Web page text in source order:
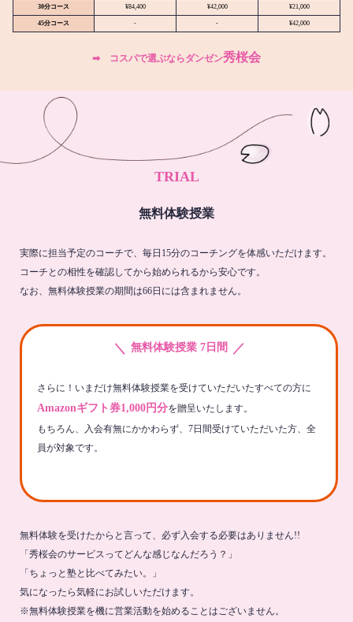
30分コース ¥84,400 ¥42,000 ¥21,000
45分コース - - ¥42,000
➡︎ コスパで選ぶならダンゼン秀桜会
TRIAL
無料体験授業
実際に担当予定のコーチで、毎日15分のコーチングを体感いただけます。
コーチとの相性を確認してから始められるから安心です。
なお、無料体験授業の期間は66日には含まれません。
＼ 無料体験授業 7日間 ／
さらに！いまだけ無料体験授業を受けていただいたすべての方に
Amazonギフト券1,000円分を贈呈いたします。
もちろん、入会有無にかかわらず、7日間受けていただいた方、全
員が対象です。
無料体験を受けたからと言って、必ず入会する必要はありません!!
「秀桜会のサービスってどんな感じなんだろう？」
「ちょっと塾と比べてみたい。」
気になったら気軽にお試しいただけます。
※無料体験授業を機に営業活動を始めることはございません。